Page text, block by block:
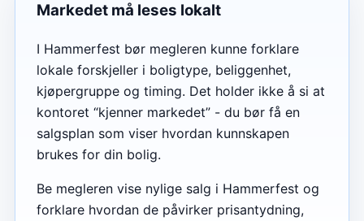
Markedet må leses lokalt
I Hammerfest bør megleren kunne forklare
lokale forskjeller i boligtype, beliggenhet,
kjøpergruppe og timing. Det holder ikke å si at
kontoret “kjenner markedet” - du bør få en
salgsplan som viser hvordan kunnskapen
brukes for din bolig.
Be megleren vise nylige salg i Hammerfest og
forklare hvordan de påvirker prisantydning,